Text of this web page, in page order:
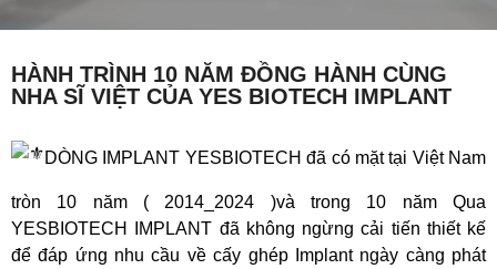
HÀNH TRÌNH 10 NĂM ĐỒNG HÀNH CÙNG
NHA SĨ VIỆT CỦA YES BIOTECH IMPLANT
DÒNG IMPLANT YESBIOTECH đã có mặt tại Việt Nam
tròn 10 năm ( 2014_2024 )và trong 10 năm Qua
YESBIOTECH IMPLANT đã không ngừng cải tiến thiết kế
để đáp ứng nhu cầu về cấy ghép Implant ngày càng phát